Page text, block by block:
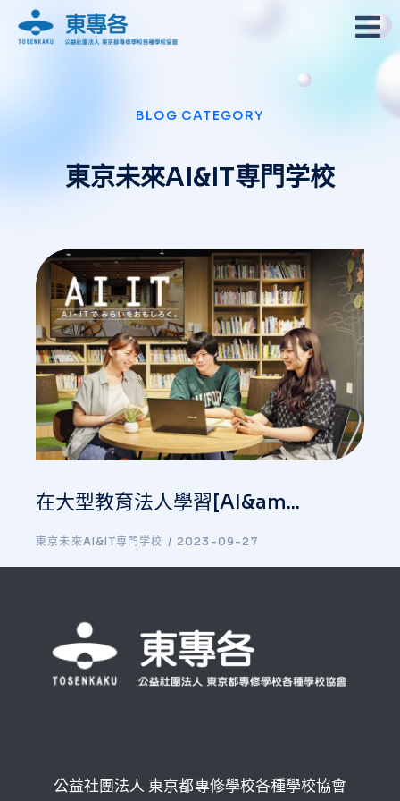
BLOG CATEGORY
東京未來AI&IT専門学校
在大型教育法人學習[AI&am...
東京未來AI&IT専門学校 2023-09-27
公益社團法人 東京都專修學校各種學校協會